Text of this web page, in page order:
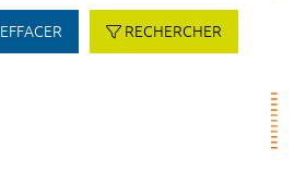
EFFACER RECHERCHER